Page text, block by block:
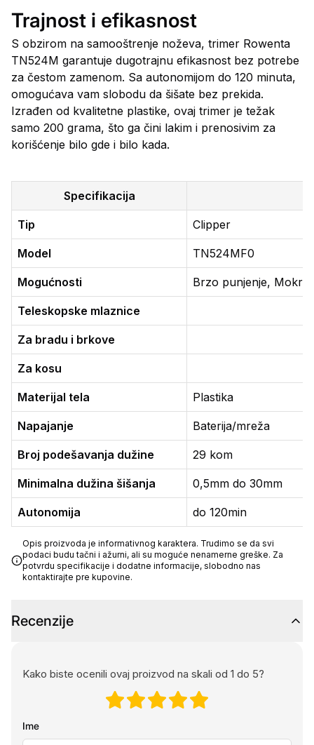
Trajnost i efikasnost
S obzirom na samooštrenje noževa, trimer Rowenta
TN524M garantuje dugotrajnu efikasnost bez potrebe
za čestom zamenom. Sa autonomijom do 120 minuta,
omogućava vam slobodu da šišate bez prekida.
Izrađen od kvalitetne plastike, ovaj trimer je težak
samo 200 grama, što ga čini lakim i prenosivim za
korišćenje bilo gde i bilo kada.
Specifikacija
Tip Clipper
Model TN524MF0
Mogućnosti Brzo punjenje, Mokro
Teleskopske mlaznice
Za bradu i brkove
Za kosu
Materijal tela Plastika
Napajanje Baterija/mreža
Broj podešavanja dužine 29 kom
Minimalna dužina šišanja 0,5mm do 30mm
Autonomija do 120min
Opis proizvoda je informativnog karaktera. Trudimo se da svi
podaci budu tačni i ažurni, ali su moguće nenamerne greške. Za
potvrdu specifikacije i dodatne informacije, slobodno nas
kontaktirajte pre kupovine.
Recenzije
Kako biste ocenili ovaj proizvod na skali od 1 do 5?
Ime